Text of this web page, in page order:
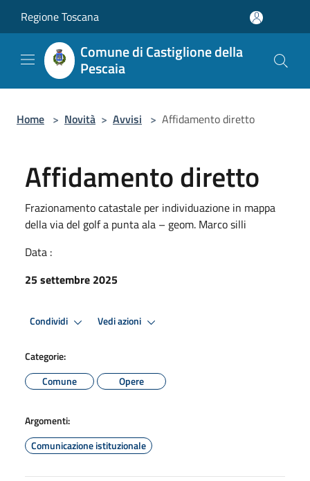
Regione Toscana
Comune di Castiglione della
Pescaia
Home > Novità > Avvisi > Affidamento diretto
Affidamento diretto
Frazionamento catastale per individuazione in mappa
della via del golf a punta ala – geom. Marco silli
Data :
25 settembre 2025
Condividi Vedi azioni
Categorie:
Comune
Opere
Argomenti:
Comunicazione istituzionale